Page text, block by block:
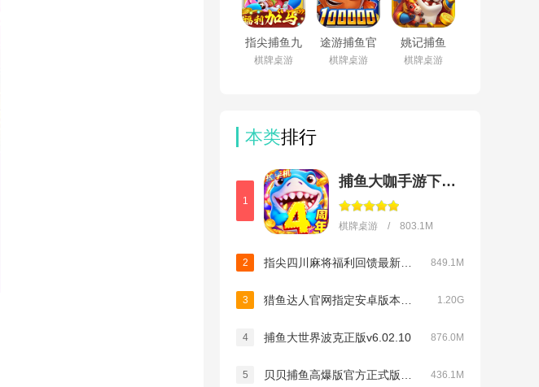
指尖捕鱼九
游最新版
v10.3.48.6.0
棋牌桌游
途游捕鱼官
方版免费下
载最新版本
棋牌桌游
姚记捕鱼
2026最新版
官方版
棋牌桌游
本类排行
1
捕鱼大咖手游下载安装正版
棋牌桌游 / 803.1M
2 849.1M
3 1.20G
4 捕鱼大世界波克正版v6.02.10 876.0M
5 436.1M